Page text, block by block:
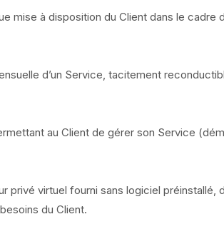
mise à disposition du Client dans le cadre
d’un Service, tacitement
au Client de gérer son Service
privé virtuel fourni sans logiciel préinstallé,
du Client.